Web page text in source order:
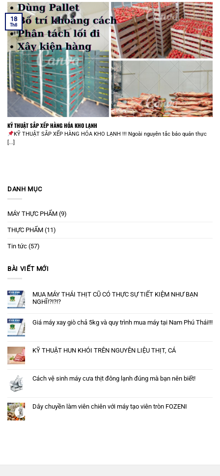
KỸ THUẬT SẮP XẾP HÀNG HÓA KHO LẠNH
KỸ THUẬT SẮP XẾP HÀNG HÓA KHO LẠNH !!! Ngoài nguyên tắc bảo quản thực
[...]
18
Th8
DANH MỤC
MÁY THỰC PHẨM (9)
THỰC PHẨM (11)
Tin tức (57)
BÀI VIẾT MỚI
MUA MÁY THÁI THỊT CŨ CÓ THỰC SỰ TIẾT KIỆM NHƯ BẠN
NGHĨ!?!?!?
Giá máy xay giò chả 5kg và quy trình mua máy tại Nam Phú Thái!!!
KỸ THUẬT HUN KHÓI TRÊN NGUYÊN LIỆU THỊT, CÁ
Cách vệ sinh máy cưa thịt đông lạnh đúng mà bạn nên biết!
Dây chuyền làm viên chiên với máy tạo viên tròn FOZENI